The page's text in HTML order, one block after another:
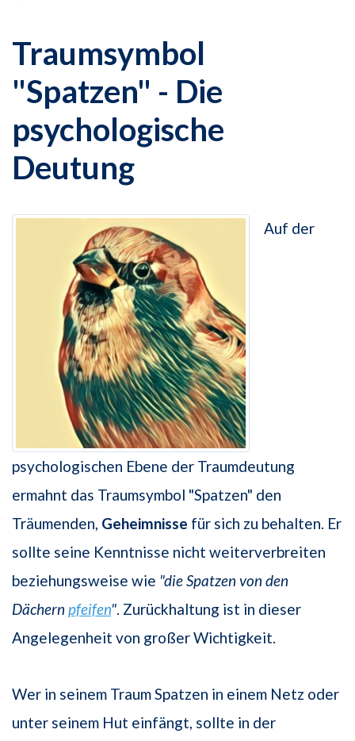
Traumsymbol
"Spatzen" - Die
psychologische
Deutung
Auf der
psychologischen Ebene der Traumdeutung
ermahnt das Traumsymbol "Spatzen" den
Träumenden, Geheimnisse für sich zu behalten. Er
sollte seine Kenntnisse nicht weiterverbreiten
beziehungsweise wie "die Spatzen von den
Dächern pfeifen". Zurückhaltung ist in dieser
Angelegenheit von großer Wichtigkeit.
Wer in seinem Traum Spatzen in einem Netz oder
unter seinem Hut einfängt, sollte in der